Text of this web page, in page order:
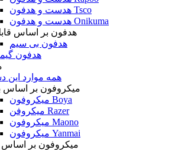
هدست و هدفون Tsco
هدست و هدفون Onikuma
هدفون بر اساس
هدفون بی سیم
هدفون
همه موارد این
میکروفون بر اساس
میکروفون Boya
میکروفن Razer
میکروفون Maono
میکروفون Yanmai
میکروفون بر اساس